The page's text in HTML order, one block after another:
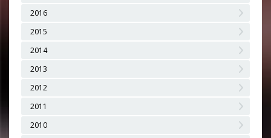
2016
2015
2014
2013
2012
2011
2010